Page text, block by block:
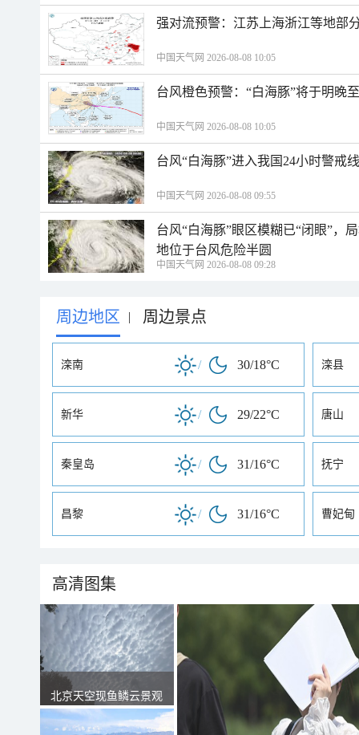
强对流预警：江苏上海浙江等地部
中国天气网 2026-08-08 10:05
台风橙色预警：“白海豚”将于明晚
中国天气网 2026-08-08 10:05
台风“白海豚”进入我国24小时警戒
中国天气网 2026-08-08 09:55
台风“白海豚”眼区模糊已“闭眼”，
地位于台风危险半圆
中国天气网 2026-08-08 09:28
周边地区 | 周边景点
滦南 / 30/18°C 滦县
新华 / 29/22°C 唐山
秦皇岛 / 31/16°C 抚宁
昌黎 / 31/16°C 曹妃甸
高清图集
北京天空现鱼鳞云景观